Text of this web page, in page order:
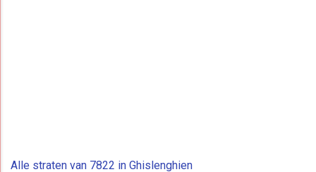
Alle straten van 7822 in Ghislenghien